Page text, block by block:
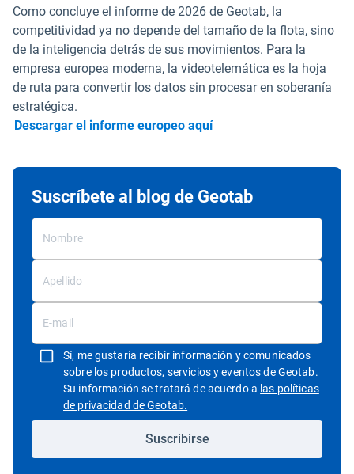
Como concluye el informe de 2026 de Geotab, la
competitividad ya no depende del tamaño de la flota, sino
de la inteligencia detrás de sus movimientos. Para la
empresa europea moderna, la videotelemática es la hoja
de ruta para convertir los datos sin procesar en soberanía
estratégica.
Descargar el informe europeo aquí
Suscríbete al blog de Geotab
Sí, me gustaría recibir información y comunicados
sobre los productos, servicios y eventos de Geotab.
Su información se tratará de acuerdo a las políticas
de privacidad de Geotab.
Suscribirse